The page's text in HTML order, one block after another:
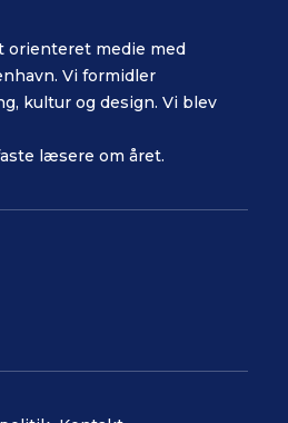
orienteret medie med
Vi formidler
kultur og design. Vi blev
læsere om året.